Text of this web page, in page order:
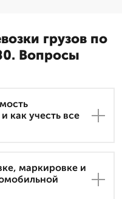
грузов по
Вопросы
как учесть все
маркировке и